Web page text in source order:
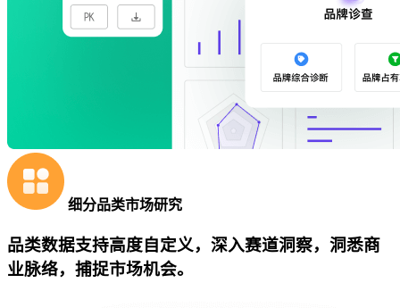
细分品类市场研究
品类数据支持高度自定义，深入赛道洞察，洞悉商
业脉络，捕捉市场机会。